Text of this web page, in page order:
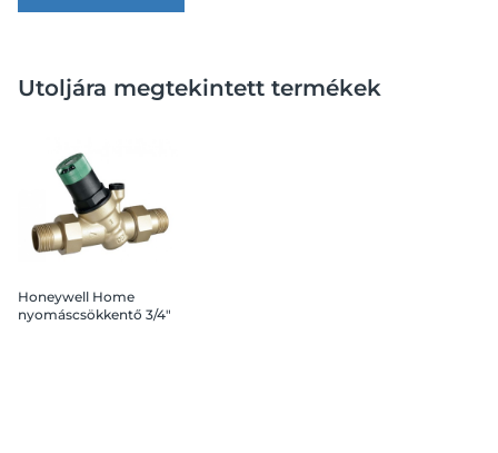
Utoljára megtekintett termékek
Honeywell Home
nyomáscsökkentő 3/4"